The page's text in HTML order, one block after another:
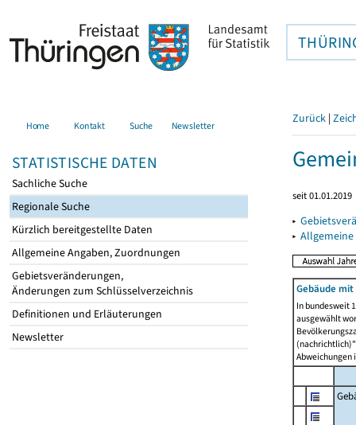
Home Kontakt Suche Newsletter
STATISTISCHE DATEN
Sachliche Suche
Regionale Suche
Kürzlich bereitgestellte Daten
Allgemeine Angaben, Zuordnungen
Gebietsveränderungen,
Änderungen zum Schlüsselverzeichnis
Definitionen und Erläuterungen
Newsletter
Zurück |
seit 01.01.2019
▸
▸
Gebäude
In bundesweit
ausgewählt
Abweichungen